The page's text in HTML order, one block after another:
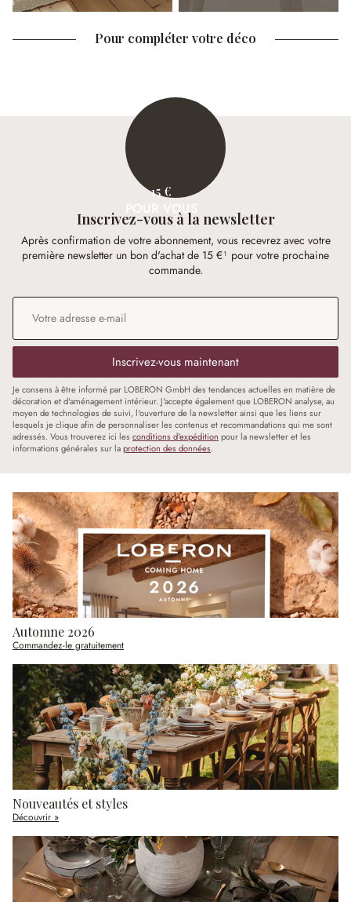
Pour compléter votre déco
15 €
POUR VOUS
Inscrivez-vous à la newsletter
Après confirmation de votre abonnement, vous recevrez avec votre
première newsletter un bon d'achat de 15 €¹ pour votre prochaine
commande.
Adresse e-mail
Inscrivez-vous maintenant
Je consens à être informé par LOBERON GmbH des tendances actuelles en matière de
décoration et d'aménagement intérieur. J'accepte également que LOBERON analyse, au
moyen de technologies de suivi, l'ouverture de la newsletter ainsi que les liens sur
lesquels je clique afin de personnaliser les contenus et recommandations qui me sont
adressés. Vous trouverez ici les conditions d'expédition pour la newsletter et les
informations générales sur laprotection des données.
Automne 2026
Commandez-le gratuitement
Nouveautés et styles
Découvrir »